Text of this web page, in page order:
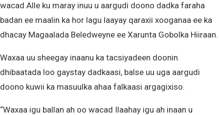
wacad Alle ku maray inuu u aargudi doono dadka faraha
badan ee maalin ka hor lagu laayay qaraxii xooganaa ee ka
dhacay Magaalada Beledweyne ee Xarunta Gobolka Hiiraan.
Waxaa uu sheegay inaanu ka tacsiyadeen doonin
dhibaatada loo gaystay dadkaasi, balse uu uga aargudi
doono kuwii ka masuulka ahaa falkaasi argagixiso.
“Waxaa igu ballan ah oo wacad Ilaahay igu ah inaan u